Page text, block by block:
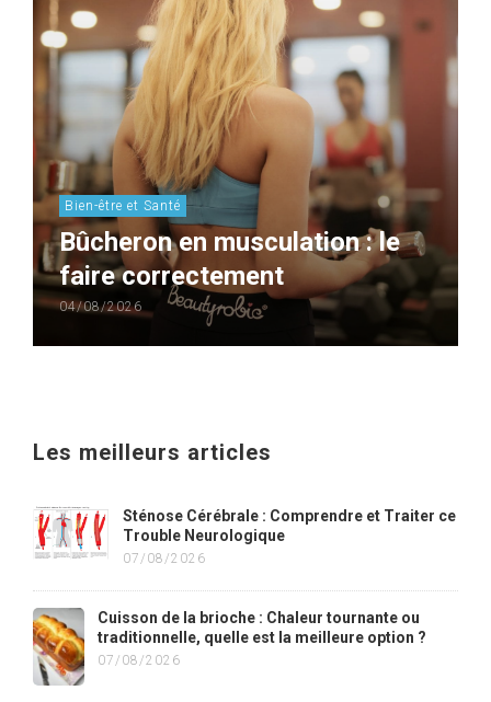
Bien-être et Santé
Bûcheron en musculation : le
faire correctement
04/08/2026
Les meilleurs articles
Sténose Cérébrale : Comprendre et Traiter ce
Trouble Neurologique
07/08/2026
Cuisson de la brioche : Chaleur tournante ou
traditionnelle, quelle est la meilleure option ?
07/08/2026